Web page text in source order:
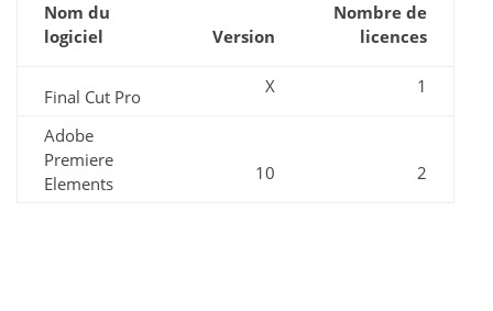
Nom du
logiciel
Version
Nombre de
licences
Final Cut Pro X 1
Adobe
Premiere
Elements
10 2